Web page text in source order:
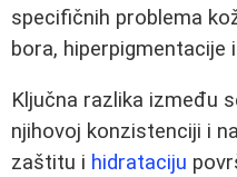
specifičnih problema
bora, hiperpigmentacije
Ključna razlika između
njihovoj konzistenciji i
zaštitu i hidrataciju